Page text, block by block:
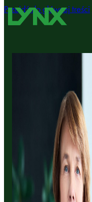
Przejdź do głównej treści